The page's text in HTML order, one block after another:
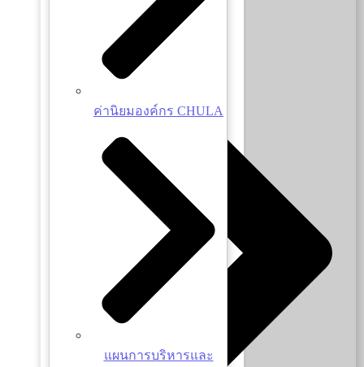
วิสัยทัศน์และพันธกิจ
ค่านิยมองค์กร CHULA
แผนการบริหารและ